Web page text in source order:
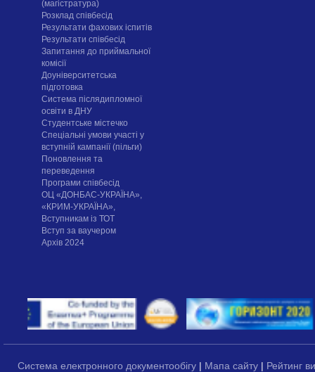
(магістратура)
Розклад співбесід
Результати фахових іспитів
Результати співбесід
Запитання до приймальної
комісії
Доуніверситетська
підготовка
Система післядипломної
освіти в ДНУ
Cтудентське містечко
Спеціальні умови участі у
вступній кампанії (пільги)
Поновлення та
переведення
Програми співбесід
ОЦ «ДОНБАС-УКРАЇНА»,
«КРИМ-УКРАЇНА»,
Вступникам із ТОТ
Вступ за ваучером
Архів 2024
Система електронного документообігу | Мапа сайту | Рейтинг